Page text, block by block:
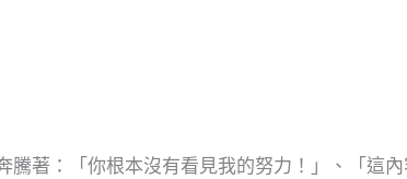
著：「你根本沒有看見我的努力！」、「這